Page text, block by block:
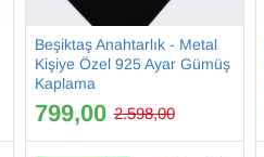
Beşiktaş Anahtarlık - Metal
Kişiye Özel 925 Ayar Gümüş
Kaplama
799,00 2.598,00